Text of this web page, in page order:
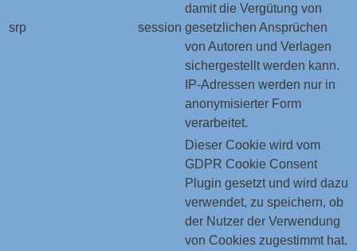
srp session
damit die Vergütung von
gesetzlichen Ansprüchen
von Autoren und Verlagen
sichergestellt werden kann.
IP-Adressen werden nur in
anonymisierter Form
verarbeitet.
Dieser Cookie wird vom
GDPR Cookie Consent
Plugin gesetzt und wird dazu
verwendet, zu speichern, ob
der Nutzer der Verwendung
von Cookies zugestimmt hat.